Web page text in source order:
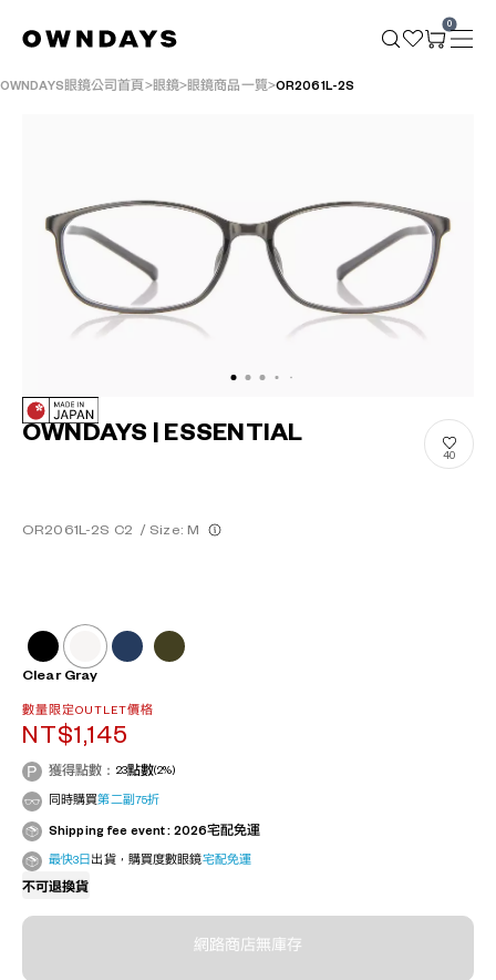
0
OWNDAYS眼鏡公司首頁 眼鏡 眼鏡商品一覽 OR2061L-2S
OWNDAYS | ESSENTIAL
OR2061L-2S C2 / Size: M
40
Clear Gray
數量限定OUTLET價格
NT$1,145
獲得點數： 23點數(2%)
同時購買第二副75折
Shipping fee event : 2026宅配免運
最快3日 出貨，購買度數眼鏡宅配免運
不可退換貨
網路商店無庫存